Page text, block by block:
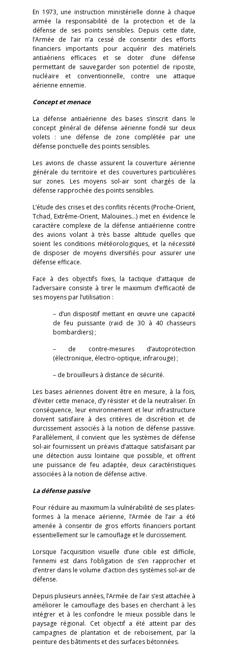
En 1973, une instruction ministérielle donne à chaque
armée la responsabilité de la protection et de la
défense de ses points sensibles. Depuis cette date,
l’Armée de l’air n’a cessé de consentir des efforts
financiers importants pour acquérir des matériels
antiaériens efficaces et se doter d’une défense
permettant de sauvegarder son potentiel de riposte,
nucléaire et conventionnelle, contre une attaque
aérienne ennemie.
Concept et menace
La défense antiaérienne des bases s’inscrit dans le
concept général de défense aérienne fondé sur deux
volets : une défense de zone complétée par une
défense ponctuelle des points sensibles.
Les avions de chasse assurent la couverture aérienne
générale du territoire et des couvertures particulières
sur zones. Les moyens sol-air sont chargés de la
défense rapprochée des points sensibles.
L’étude des crises et des conflits récents (Proche-Orient,
Tchad, Extrême-Orient, Malouines...) met en évidence le
caractère complexe de la défense antiaérienne contre
des avions volant à très basse altitude quelles que
soient les conditions météorologiques, et la nécessité
de disposer de moyens diversifiés pour assurer une
défense efficace.
Face à des objectifs fixes, la tactique d’attaque de
l’adversaire consiste à tirer le maximum d’efficacité de
ses moyens par l’utilisation :
– d’un dispositif mettant en œuvre une capacité
de feu puissante (raid de 30 à 40 chasseurs
bombardiers) ;
– de contre-mesures d’autoprotection
(électronique, électro-optique, infrarouge) ;
– de brouilleurs à distance de sécurité.
Les bases aériennes doivent être en mesure, à la fois,
d’éviter cette menace, d’y résister et de la neutraliser. En
conséquence, leur environnement et leur infrastructure
doivent satisfaire à des critères de discrétion et de
durcissement associés à la notion de défense passive.
Parallèlement, il convient que les systèmes de défense
sol-air fournissent un préavis d’attaque satisfaisant par
une détection aussi lointaine que possible, et offrent
une puissance de feu adaptée, deux caractéristiques
associées à la notion de défense active.
La défense passive
Pour réduire au maximum la vulnérabilité de ses plates-
formes à la menace aérienne, l’Armée de l’air a été
amenée à consentir de gros efforts financiers portant
essentiellement sur le camouflage et le durcissement.
Lorsque l’acquisition visuelle d’une cible est difficile,
l’ennemi est dans l’obligation de s’en rapprocher et
d’entrer dans le volume d’action des systèmes sol-air de
défense.
Depuis plusieurs années, l’Armée de l’air s’est attachée à
améliorer le camouflage des bases en cherchant à les
intégrer et à les confondre le mieux possible dans le
paysage régional. Cet objectif a été atteint par des
campagnes de plantation et de reboisement, par la
peinture des bâtiments et des surfaces bétonnées.